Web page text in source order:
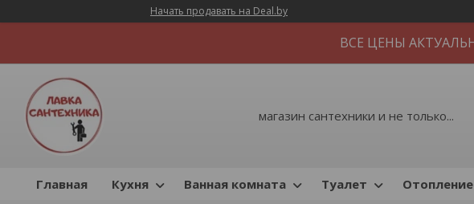
Начать продавать на Deal.by
ВСЕ ЦЕНЫ
магазин сантехники и не только...
Главная Кухня Ванная комната Туалет Отопление